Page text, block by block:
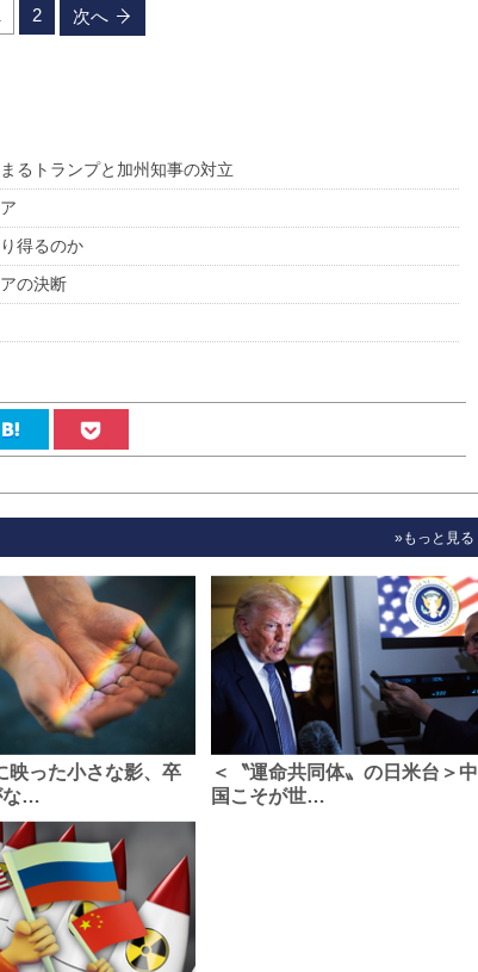
2 次へ
るトランプと加州知事の対立
得るのか
の決断
»もっと見る
映った小さな影、卒
な…
＜〝運命共同体〟の日米台＞中
国こそが世…